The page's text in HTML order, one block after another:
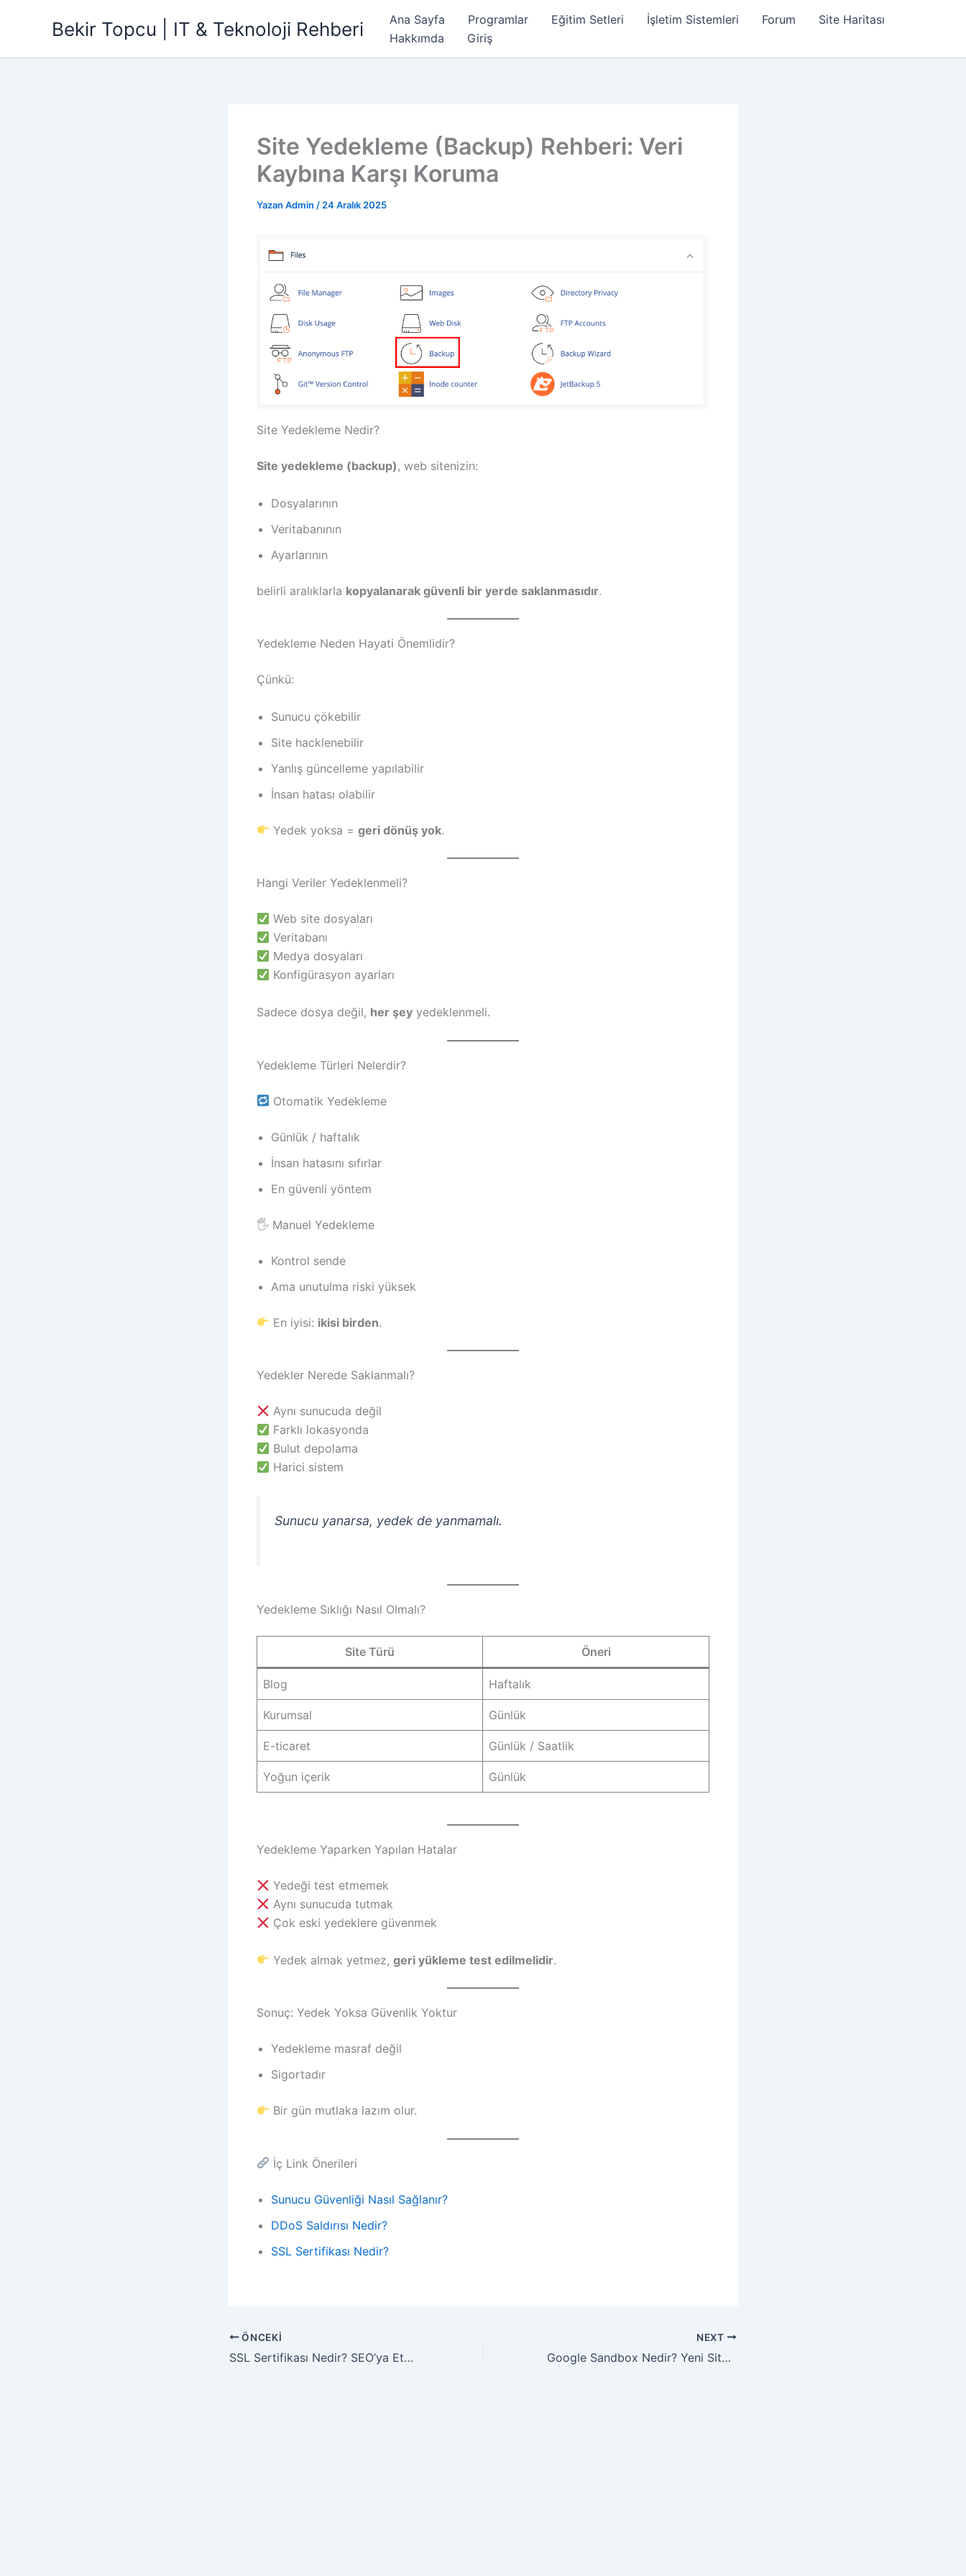
Bekir Topcu | IT & Teknoloji Rehberi Ana Sayfa Programlar Eğitim Setleri İşletim Sistemleri Forum
Site Haritası
Hakkımda
Giriş
Site Yedekleme (Backup) Rehberi: Veri
Kaybına Karşı Koruma
Yazan Admin / 24 Aralık 2025
Site Yedekleme Nedir?
Site yedekleme (backup), web sitenizin:
Dosyalarının
Veritabanının
Ayarlarının
belirli aralıklarla kopyalanarak güvenli bir yerde saklanmasıdır.
Yedekleme Neden Hayati Önemlidir?
Çünkü:
Sunucu çökebilir
Site hacklenebilir
Yanlış güncelleme yapılabilir
İnsan hatası olabilir
Yedek yoksa =geri dönüş yok.
Hangi Veriler Yedeklenmeli?
Web site dosyaları
Veritabanı
Medya dosyaları
Konfigürasyon ayarları
Sadece dosya değil, her şey yedeklenmeli.
Yedekleme Türleri Nelerdir?
Otomatik Yedekleme
Günlük / haftalık
İnsan hatasını sıfırlar
En güvenli yöntem
🖐️ Manuel Yedekleme
Kontrol sende
Ama unutulma riski yüksek
En iyisi: ikisi birden.
Yedekler Nerede Saklanmalı?
Aynı sunucuda değil
Farklı lokasyonda
Bulut depolama
Harici sistem
Sunucu yanarsa, yedek de yanmamalı.
Yedekleme Sıklığı Nasıl Olmalı?
Site Türü Öneri
Blog Haftalık
Kurumsal Günlük
E-ticaret Günlük / Saatlik
Yoğun içerik Günlük
Yedekleme Yaparken Yapılan Hatalar
Yedeği test etmemek
Aynı sunucuda tutmak
Çok eski yedeklere güvenmek
Yedek almak yetmez,geri yükleme test edilmelidir.
Sonuç: Yedek Yoksa Güvenlik Yoktur
Yedekleme masraf değil
Sigortadır
Bir gün mutlaka lazım olur.
İç Link Önerileri
Sunucu Güvenliği Nasıl Sağlanır?
DDoS Saldırısı Nedir?
SSL Sertifikası Nedir?
ÖNCEKI
SSL Sertifikası Nedir? SEO’ya Etkisi Var mı?
NEXT
Google Sandbox Nedir? Yeni Siteler Neden Bekler?